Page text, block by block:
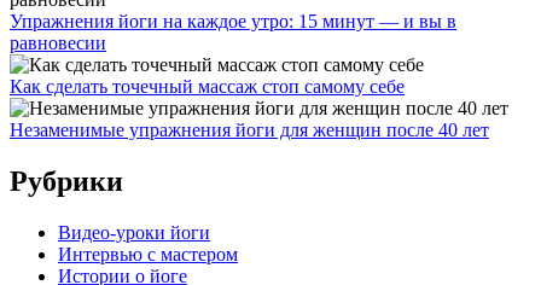
Упражнения йоги на каждое утро: 15 минут — и вы в
равновесии
Как сделать точечный массаж стоп самому себе
Незаменимые упражнения йоги для женщин после 40 лет
Рубрики
Видео-уроки йоги
Интервью с мастером
Истории о йоге